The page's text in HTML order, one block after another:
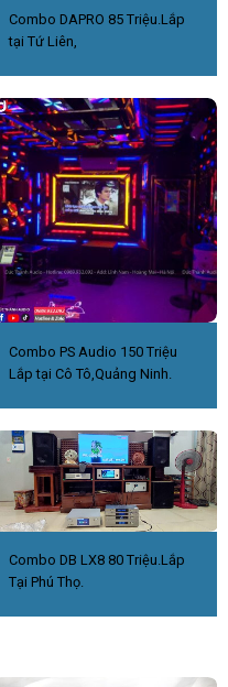
Combo DAPRO 85 Triệu.Lắp
tại Tứ Liên,
Combo PS Audio 150 Triệu
Lắp tại Cô Tô,Quảng Ninh.
Combo DB LX8 80 Triệu.Lắp
Tại Phú Thọ.